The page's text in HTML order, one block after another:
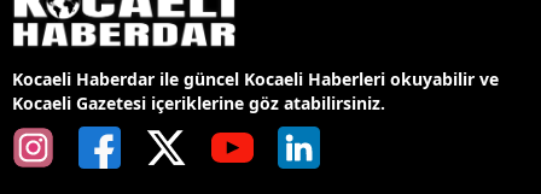
Kocaeli Haberdar ile güncel Kocaeli Haberleri okuyabilir ve
Kocaeli Gazetesi içeriklerine göz atabilirsiniz.